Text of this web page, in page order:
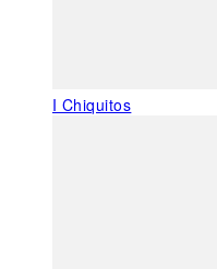
I Chiquitos